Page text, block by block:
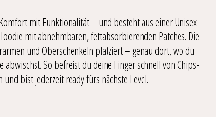
mit Funktionalität – und besteht aus einer Unisex-
mit abnehmbaren, fettabsorbierenden Patches. Die
und Oberschenkeln platziert – genau dort, wo du
abwischst. So befreist du deine Finger schnell von Chips-
und bist jederzeit ready fürs nächste Level.